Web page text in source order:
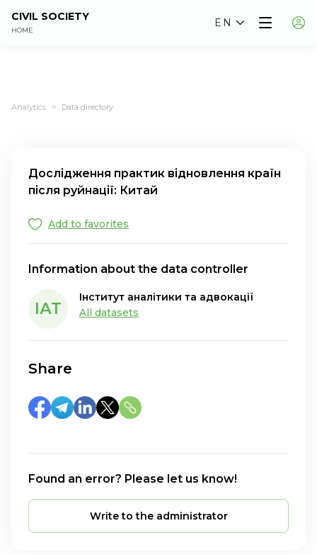
CIVIL SOCIETY
HOME
EN
Analytics > Data directory
Дослідження практик відновлення країн
після руйнації: Китай
Add to favorites
Information about the data controller
ІАТ
Інститут аналітики та адвокації
All datasets
Share
Found an error? Please let us know!
Write to the administrator